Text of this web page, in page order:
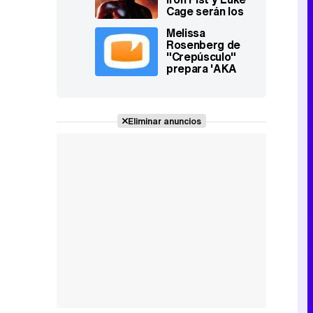
Cage serán los
protagonistas
de 4 series y una
miniserie de
Marvel para
Netflix
Melissa
Rosenberg de
"Crepúsculo"
prepara 'AKA
Jessica Jones'
Eliminar anuncios